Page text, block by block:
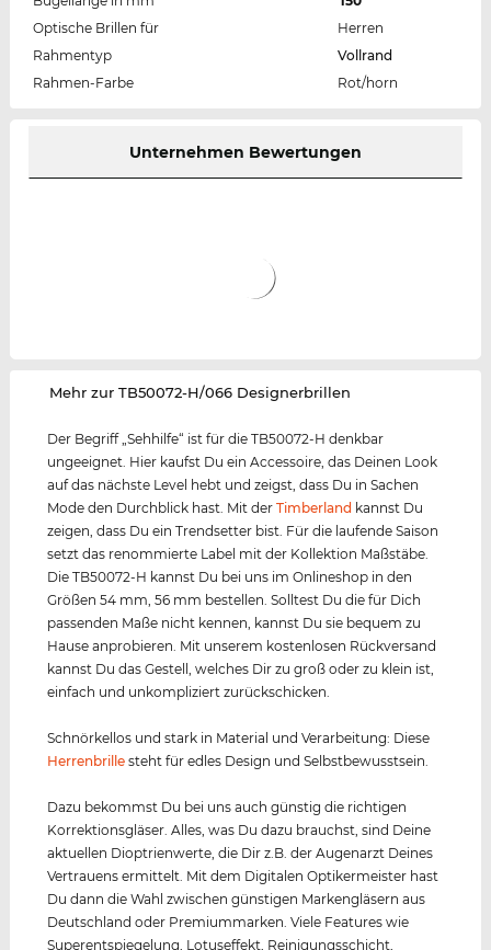
Optische Brillen für
Herren
Rahmentyp
Vollrand
Rahmen-Farbe
Rot/horn
Unternehmen Bewertungen
‌Mehr zur TB50072-H/066 Designerbrillen
Der Begriff „Sehhilfe“ ist für die TB50072-H denkbar
ungeeignet. Hier kaufst Du ein Accessoire, das Deinen Look
auf das nächste Level hebt und zeigst, dass Du in Sachen
Mode den Durchblick hast. Mit derTimberland kannst Du
zeigen, dass Du ein Trendsetter bist. Für die laufende Saison
setzt das renommierte Label mit der Kollektion Maßstäbe.
Die TB50072-H kannst Du bei uns im Onlineshop in den
Größen 54 mm, 56 mm bestellen. Solltest Du die für Dich
passenden Maße nicht kennen, kannst Du sie bequem zu
Hause anprobieren. Mit unserem kostenlosen Rückversand
kannst Du das Gestell, welches Dir zu groß oder zu klein ist,
einfach und unkompliziert zurückschicken.
Schnörkellos und stark in Material und Verarbeitung: Diese
Herrenbrille steht für edles Design und Selbstbewusstsein.
Dazu bekommst Du bei uns auch günstig die richtigen
Korrektionsgläser. Alles, was Du dazu brauchst, sind Deine
aktuellen Dioptrienwerte, die Dir z.B. der Augenarzt Deines
Vertrauens ermittelt. Mit dem Digitalen Optikermeister hast
Du dann die Wahl zwischen günstigen Markengläsern aus
Deutschland oder Premiummarken. Viele Features wie
Superentspiegelung, Lotuseffekt, Reinigungsschicht,